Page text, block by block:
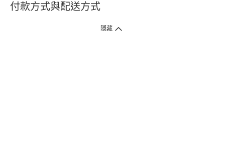
付款方式與配送方式
隱藏